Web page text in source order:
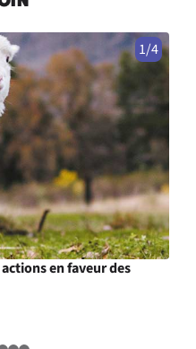
1/4
en faveur des